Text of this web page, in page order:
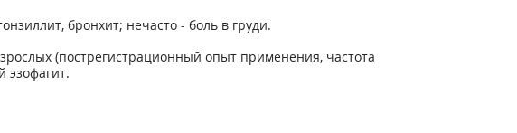
бронхит; нечасто - боль в груди.
(пострегистрационный опыт применения, частота
эзофагит.